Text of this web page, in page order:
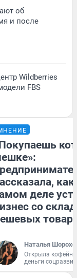
об
и после
Wildberries
FBS
как
деле
со
Наталья
Открыла
деньги